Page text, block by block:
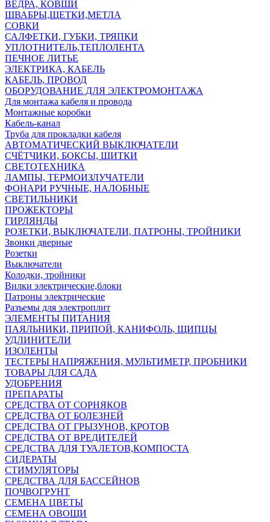
ВЕДРА, КОВШИ
ШВАБРЫ,ЩЕТКИ,МЕТЛА
СОВКИ
САЛФЕТКИ, ГУБКИ, ТРЯПКИ
УПЛОТНИТЕЛЬ,ТЕПЛОЛЕНТА
ПЕЧНОЕ ЛИТЬЕ
ЭЛЕКТРИКА, КАБЕЛЬ
КАБЕЛЬ, ПРОВОД
ОБОРУДОВАНИЕ ДЛЯ ЭЛЕКТРОМОНТАЖА
Для монтажа кабеля и провода
Монтажные коробки
Кабель-канал
Труба для прокладки кабеля
АВТОМАТИЧЕСКИЙ ВЫКЛЮЧАТЕЛИ
СЧЁТЧИКИ, БОКСЫ, ЩИТКИ
СВЕТОТЕХНИКА
ЛАМПЫ, ТЕРМОИЗЛУЧАТЕЛИ
ФОНАРИ РУЧНЫЕ, НАЛОБНЫЕ
СВЕТИЛЬНИКИ
ПРОЖЕКТОРЫ
ГИРЛЯНДЫ
РОЗЕТКИ, ВЫКЛЮЧАТЕЛИ, ПАТРОНЫ, ТРОЙНИКИ
Звонки дверные
Розетки
Выключатели
Колодки, тройники
Вилки электрические,блоки
Патроны электрические
Разъемы для электроплит
ЭЛЕМЕНТЫ ПИТАНИЯ
ПАЯЛЬНИКИ, ПРИПОЙ, КАНИФОЛЬ, ЩИПЦЫ
УДЛИНИТЕЛИ
ИЗОЛЕНТЫ
ТЕСТЕРЫ НАПРЯЖЕНИЯ, МУЛЬТИМЕТР, ПРОБНИКИ
ТОВАРЫ ДЛЯ САДА
УДОБРЕНИЯ
ПРЕПАРАТЫ
СРЕДСТВА ОТ СОРНЯКОВ
СРЕДСТВА ОТ БОЛЕЗНЕЙ
СРЕДСТВА ОТ ГРЫЗУНОВ, КРОТОВ
СРЕДСТВА ОТ ВРЕДИТЕЛЕЙ
СРЕДСТВА ДЛЯ ТУАЛЕТОВ,КОМПОСТА
СИДЕРАТЫ
СТИМУЛЯТОРЫ
СРЕДСТВА ДЛЯ БАССЕЙНОВ
ПОЧВОГРУНТ
СЕМЕНА ЦВЕТЫ
СЕМЕНА ОВОЩИ